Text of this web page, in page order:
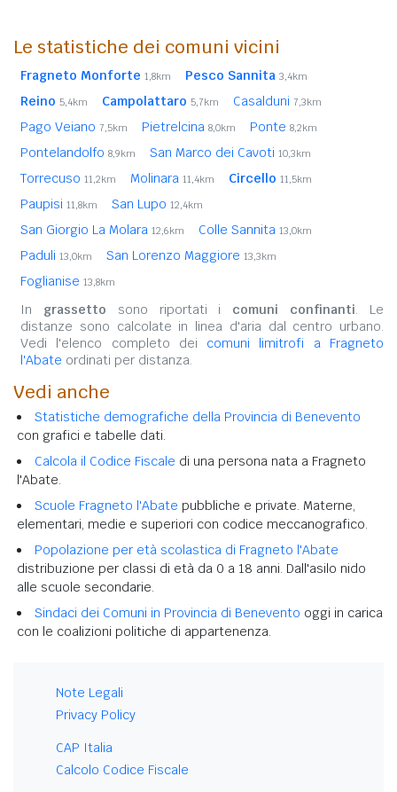
Le statistiche dei comuni vicini
Fragneto Monforte 1,8km Pesco Sannita 3,4km
Reino 5,4km Campolattaro 5,7km Casalduni 7,3km
Pago Veiano 7,5km Pietrelcina 8,0km Ponte 8,2km
Pontelandolfo 8,9km San Marco dei Cavoti 10,3km
Torrecuso 11,2km Molinara 11,4km Circello 11,5km
Paupisi 11,8km San Lupo 12,4km
San Giorgio La Molara 12,6km Colle Sannita 13,0km
Paduli 13,0km San Lorenzo Maggiore 13,3km
Foglianise 13,8km
In grassetto sono riportati i comuni confinanti. Le
distanze sono calcolate in linea d'aria dal centro urbano.
Vedi l'elenco completo dei comuni limitrofi a Fragneto
l'Abate ordinati per distanza.
Vedi anche
Statistiche demografiche della Provincia di Benevento
con grafici e tabelle dati.
Calcola il Codice Fiscale di una persona nata a Fragneto
l'Abate.
Scuole Fragneto l'Abate pubbliche e private. Materne,
elementari, medie e superiori con codice meccanografico.
Popolazione per età scolastica di Fragneto l'Abate
distribuzione per classi di età da 0 a 18 anni. Dall'asilo nido
alle scuole secondarie.
Sindaci dei Comuni in Provincia di Benevento oggi in carica
con le coalizioni politiche di appartenenza.
Note Legali
Privacy Policy
CAP Italia
Calcolo Codice Fiscale